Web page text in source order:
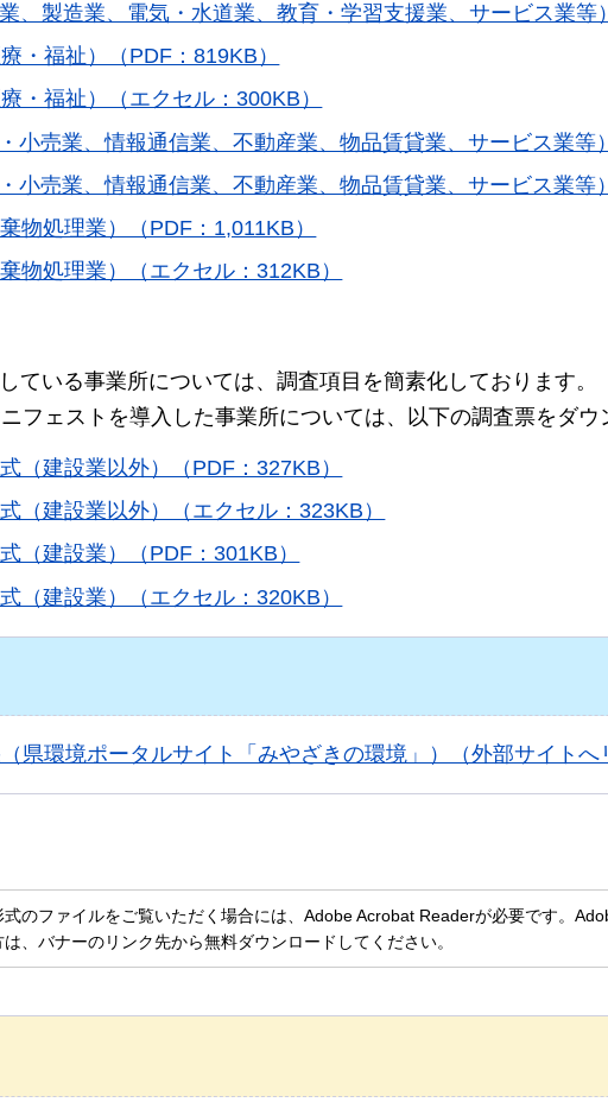
、製造業、電気・水道業、教育・学習支援業、サービス業等
・福祉）（PDF：819KB）
・福祉）（エクセル：300KB）
小売業、情報通信業、不動産業、物品賃貸業、サービス業等
小売業、情報通信業、不動産業、物品賃貸業、サービス業等
物処理業）（PDF：1,011KB）
物処理業）（エクセル：312KB）
ている事業所については、調査項目を簡素化しております。
フェストを導入した事業所については、以下の調査票をダウ
（建設業以外）（PDF：327KB）
（建設業以外）（エクセル：323KB）
（建設業）（PDF：301KB）
（建設業）（エクセル：320KB）
県環境ポータルサイト「みやざきの環境」）（外部サイトへ
式のファイルをご覧いただく場合には、Adobe Acrobat Readerが必要です。
は、バナーのリンク先から無料ダウンロードしてください。